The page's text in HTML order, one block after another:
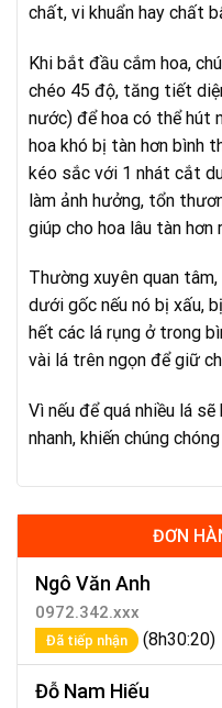
chất, vi khuẩn hay chất
Khi bắt đầu cắm hoa,
chéo 45 độ, tăng tiết
nước) để hoa có thể hút
hoa khó bị tàn hơn bình
kéo sắc với 1 nhát cắt
làm ảnh hưởng, tổn
giúp cho hoa lâu tàn hơn
Thường xuyên quan
dưới gốc nếu nó bị xấu,
hết các lá rụng ở trong
vài lá trên ngọn để giữ
Vì nếu để quá nhiều lá
nhanh, khiến chúng
ĐƠN
Ngô Văn Anh
0972.342.xxx
Đã tiếp nhận (8h30:20)
Đỗ Nam Hiếu